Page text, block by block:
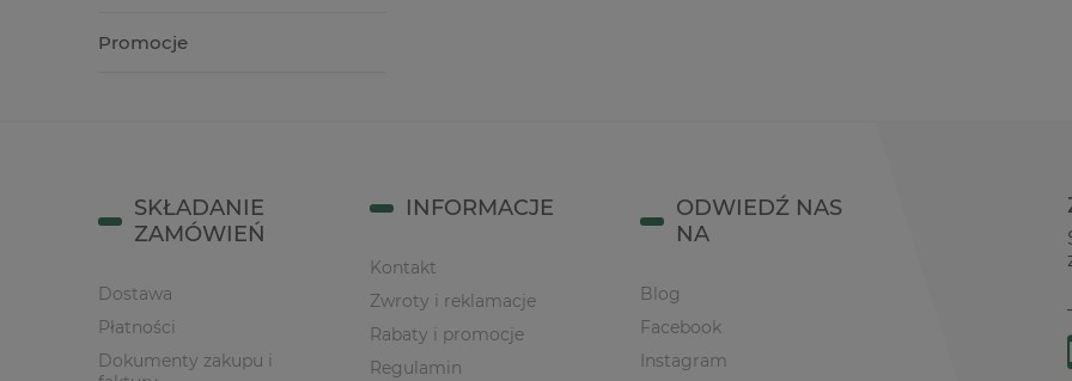
Promocje
SKŁADANIE
ZAMÓWIEŃ
Dostawa
Płatności
Dokumenty zakupu i
INFORMACJE
Kontakt
Zwroty i reklamacje
Rabaty i promocje
Regulamin
ODWIEDŹ NAS
NA
Blog
Facebook
Instagram